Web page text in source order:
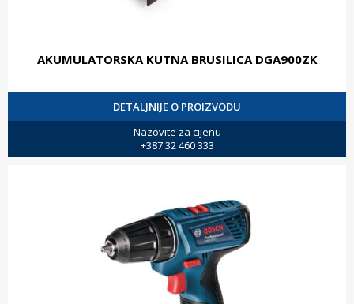
AKUMULATORSKA KUTNA BRUSILICA DGA900ZK
DETALJNIJE O PROIZVODU
Nazovite za cijenu
+387 32 460 333